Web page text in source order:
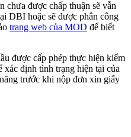
chưa được chấp thuận sẽ vẫn
DBI hoặc sẽ được phân công
trang web của MOD để biết
được cấp phép thực hiện kiểm
xác định tình trạng hiện tại của
trước khi nộp đơn xin giấy